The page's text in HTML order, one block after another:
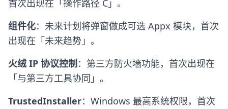
首次出现在「操作路径 C」。
组件化：未来计划将弹窗做成可选 Appx 模块，首次
出现在「未来趋势」。
火绒 IP 协议控制 ：第三方防火墙功能，首次出现在
「与第三方工具协同」。
TrustedInstaller：Windows 最高系统权限，首次